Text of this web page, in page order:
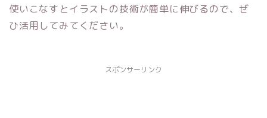
使いこなすとイラストの技術が簡単に伸びるので、ぜ
ひ活用してみてください。
スポンサーリンク